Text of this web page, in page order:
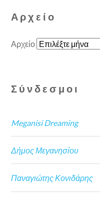
Αρχείο
Αρχείο
Σύνδεσμοι
Meganisi Dreaming
Δήμος Μεγανησίου
Παναγιώτης Κονιδάρης